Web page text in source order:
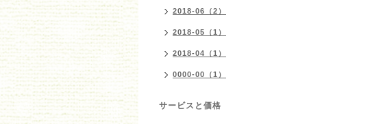
2018-06（2）
2018-05（1）
2018-04（1）
0000-00（1）
サービスと価格